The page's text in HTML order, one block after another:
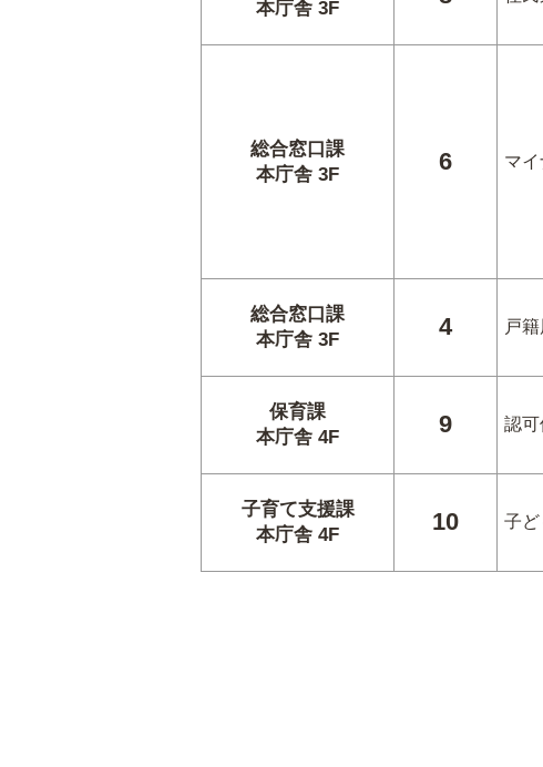
本庁舎 3F
総合窓口課
本庁舎 3F
6 マ
総合窓口課
本庁舎 3F
4 戸
保育課
本庁舎 4F
9 認
子育て支援課
本庁舎 4F
10 子